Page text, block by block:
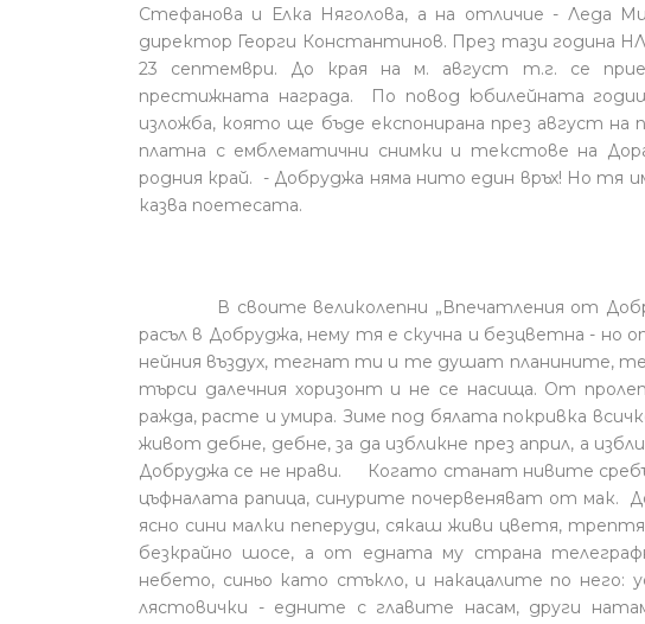
Стефанова и Елка Няголова, а на отличие - Леда
директор Георги Константинов. През тази година
23 септември. До края на м. август т.г. се
престижната награда. По повод юбилейната
изложба, която ще бъде експонирана през август на
платна с емблематични снимки и текстове на
родния край. - Добруджа няма нито един връх! Но тя
казва поетесата.
В своите великолепни „Впечатления от
расъл в Добруджа, нему тя е скучна и безцветна - но
нейния въздух, тегнат ти и те душат планините,
търси далечния хоризонт и не се насища. От
ражда, расте и умира. Зиме под бялата покривка
живот дебне, дебне, за да избликне през април, а
Добруджа се не нрави. Когато станат нивите
цъфналата рапица, синурите почервеняват от
ясно сини малки пеперуди, сякаш живи цветя,
безкрайно шосе, а от едната му страна
небето, синьо като стъкло, и накацалите по него:
лястовички - едните с главите насам, други